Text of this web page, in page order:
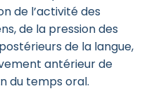
de l’activité des
de la pression des
de la langue,
antérieur de
du temps oral.